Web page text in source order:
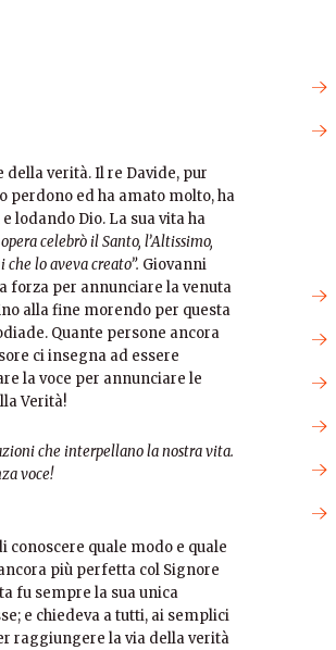
verità. Il re Davide, pur
perdono ed ha amato molto, ha
lodando Dio. La sua vita ha
celebrò il Santo, l’Altissimo,
lo aveva creato”. Giovanni
forza per annunciare la venuta
alla fine morendo per questa
Quante persone ancora
ci insegna ad essere
la voce per annunciare le
Verità!
che interpellano la nostra vita.
voce!
conoscere quale modo e quale
più perfetta col Signore
fu sempre la sua unica
e chiedeva a tutti, ai semplici
raggiungere la via della verità